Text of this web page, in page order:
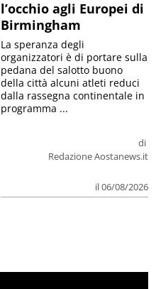
l’occhio agli Europei di
Birmingham
di
Redazione Aostanews.it
il 06/08/2026
La speranza degli
organizzatori è di portare sulla
pedana del salotto buono
della città alcuni atleti reduci
dalla rassegna continentale in
programma ...